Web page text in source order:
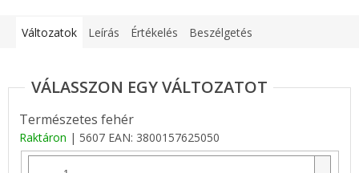
Változatok Leírás Értékelés Beszélgetés
Természetes fehér
Raktáron | 5607 EAN: 3800157625050